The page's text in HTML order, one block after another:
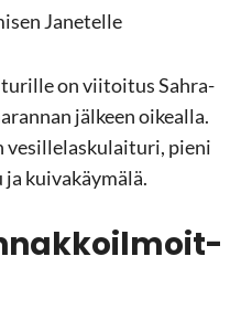
Ja­ne­tel­le
on vii­toi­tus Sah­ra­
jäl­keen oi­keal­la.
ve­sil­le­las­ku­lai­tu­ri, pieni
kui­va­käy­mä­lä.